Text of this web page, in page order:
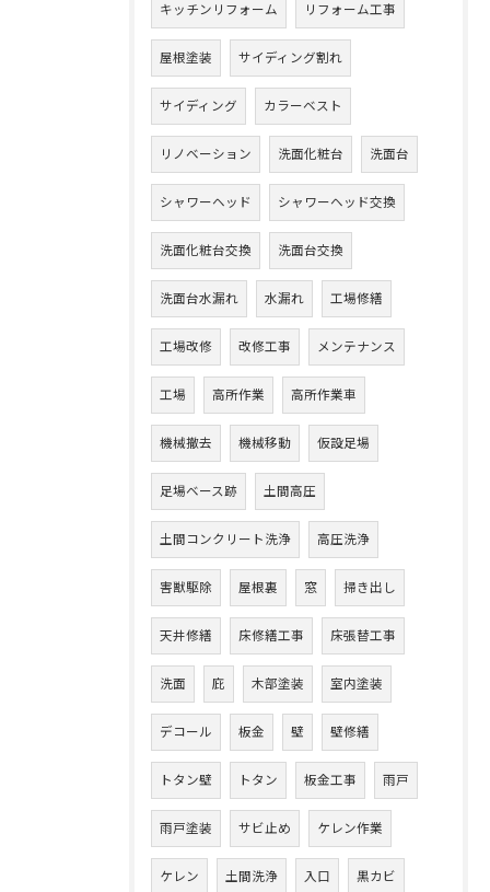
キッチンリフォーム リフォーム工事
屋根塗装 サイディング割れ
サイディング カラーベスト
リノベーション 洗面化粧台 洗面台
シャワーヘッド シャワーヘッド交換
洗面化粧台交換 洗面台交換
洗面台水漏れ 水漏れ 工場修繕
工場改修 改修工事 メンテナンス
工場 高所作業 高所作業車
機械撤去 機械移動 仮設足場
足場ベース跡 土間高圧
土間コンクリート洗浄 高圧洗浄
害獣駆除 屋根裏 窓 掃き出し
天井修繕 床修繕工事 床張替工事
洗面 庇 木部塗装 室内塗装
デコール 板金 壁 壁修繕
トタン壁 トタン 板金工事 雨戸
雨戸塗装 サビ止め ケレン作業
ケレン 土間洗浄 入口 黒カビ